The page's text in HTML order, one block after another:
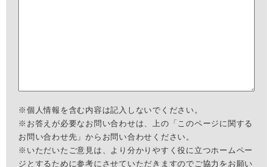
※個人情報を含む内容は記入しないでください。
※お答えが必要なお問い合わせは、上の「このページに関する
お問い合わせ先」からお問い合わせください。
※いただいたご意見は、より分かりやすく役に立つホームペー
ジとするために参考にさせていただきますのでご協力をお願い